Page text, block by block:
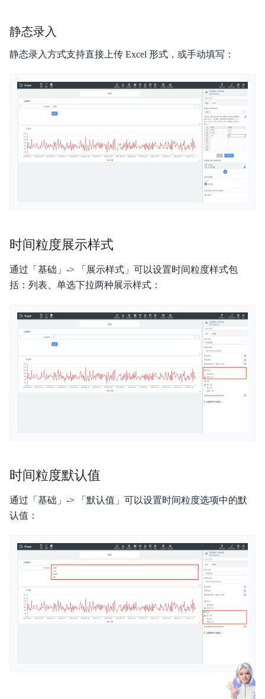
静态录入
静态录入方式支持直接上传 Excel 形式，或手动填写：
时间粒度展示样式
通过「基础」-> 「展示样式」可以设置时间粒度样式包
括：列表、单选下拉两种展示样式：
时间粒度默认值
通过「基础」-> 「默认值」可以设置时间粒度选项中的默
认值：